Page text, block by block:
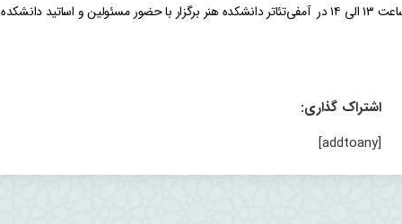
جشن نو ورودی‌های هنر به همت انجمن علمی هنر سه شنبه ۲۱ آبان ماه از ساعت ۱۳ الی ۱۴ در آمفی‌تئاتر دانشکده هنر برگزار با حضور مسئولین و اساتید دانشکده
اشتراک گذاری:
[addtoany]